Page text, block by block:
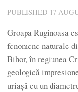
PUBLISHED 17
Groapa Ruginoasa
fenomene naturale
Bihor, în regiunea
geologică
uriașă cu un